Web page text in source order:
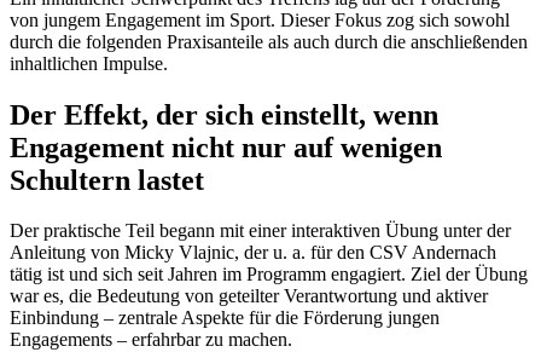
von jungem Engagement im Sport. Dieser Fokus zog sich sowohl
durch die folgenden Praxisanteile als auch durch die anschließenden
inhaltlichen Impulse.
Der Effekt, der sich einstellt, wenn
Engagement nicht nur auf wenigen
Schultern lastet
Der praktische Teil begann mit einer interaktiven Übung unter der
Anleitung von Micky Vlajnic, der u. a. für den CSV Andernach
tätig ist und sich seit Jahren im Programm engagiert. Ziel der Übung
war es, die Bedeutung von geteilter Verantwortung und aktiver
Einbindung – zentrale Aspekte für die Förderung jungen
Engagements – erfahrbar zu machen.